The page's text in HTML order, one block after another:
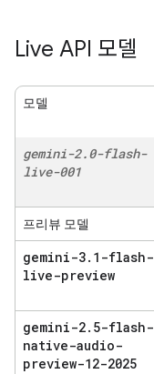
Live API 모델
모델
gemini-2.0-flash-
live-001
프리뷰 모델
gemini-3. 1-flash-
live-preview
gemini-2. 5-flash-
native-audio-
preview-12-2025